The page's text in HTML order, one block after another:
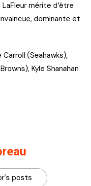
mérite d’être
dominante et
(Seahawks),
Kyle Shanahan
posts